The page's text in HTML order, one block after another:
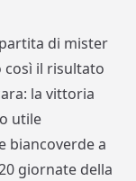
di mister
così il risultato
la vittoria
utile
biancoverde a
giornate della